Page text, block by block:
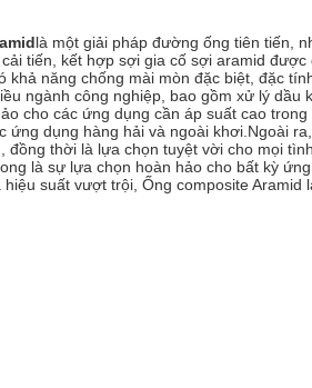
là một giải pháp đường ống tiên tiến,
tiến, kết hợp sợi gia cố sợi aramid
khả năng chống mài mòn đặc biệt, đặc
ngành công nghiệp, bao gồm xử lý
cho các ứng dụng cần áp suất cao
ứng dụng hàng hải và ngoài khơi.Ngoài
thời là lựa chọn tuyệt vời cho mọi
là sự lựa chọn hoàn hảo cho bất kỳ
suất vượt trội, Ống composite